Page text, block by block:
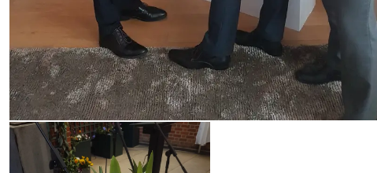
Open de galerij in vergrote weergave